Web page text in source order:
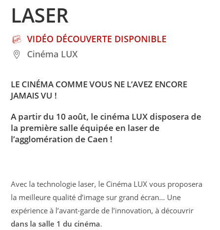
LASER
VIDÉO DÉCOUVERTE DISPONIBLE
Cinéma LUX
LE CINÉMA COMME VOUS NE L’AVEZ ENCORE
JAMAIS VU !
A partir du 10 août, le cinéma LUX disposera de
la première salle équipée en laser de
l’agglomération de Caen !
Avec la technologie laser, le Cinéma LUX vous proposera
la meilleure qualité d’image sur grand écran… Une
expérience à l’avant-garde de l’innovation, à découvrir
dans la salle 1 du cinéma.